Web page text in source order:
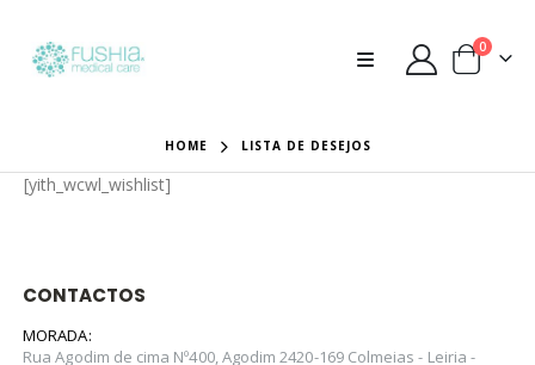
0
HOME LISTA DE DESEJOS
[yith_wcwl_wishlist]
CONTACTOS
MORADA:
Rua Agodim de cima Nº400, Agodim 2420-169 Colmeias - Leiria -